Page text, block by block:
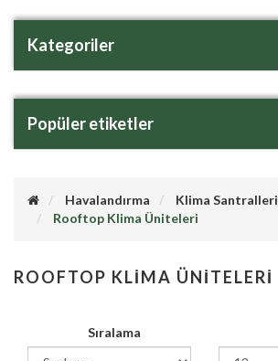
Kategoriler
Popüler etiketler
Havalandırma
Klima Santralleri
Rooftop Klima Üniteleri
ROOFTOP KLIMA ÜNITELERI
Sıralama